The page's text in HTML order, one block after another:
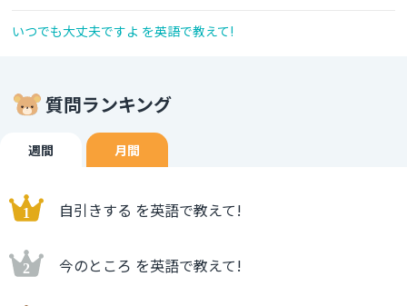
いつでも大丈夫ですよ を英語で教えて!
質問ランキング
週間 月間
自引きする を英語で教えて!
今のところ を英語で教えて!